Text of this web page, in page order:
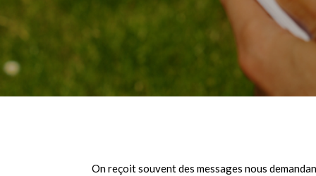
On reçoit souvent des messages nous